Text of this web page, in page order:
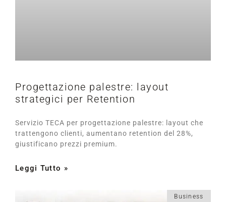
Progettazione palestre: layout
strategici per Retention
Servizio TECA per progettazione palestre: layout che
trattengono clienti, aumentano retention del 28%,
giustificano prezzi premium.
Leggi Tutto »
Business